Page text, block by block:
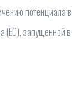
потенциала в
(ЕС), запущенной в